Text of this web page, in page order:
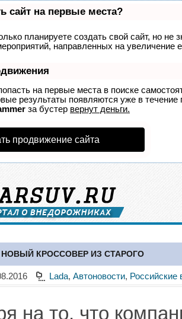
сайт на первые места?
планируете создать свой сайт, но не
направленных на увеличение
на первые места в поиске
результаты появляются уже в
за бустер вернут деньги.
продвижение сайта
НОВЫЙ КРОССОВЕР ИЗ СТАРОГО
Lada, Автоновости, Российские
на то, что